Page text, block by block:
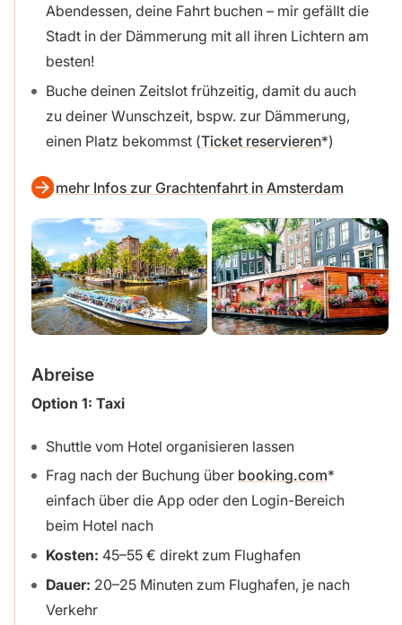
Abendessen, deine Fahrt buchen – mir gefällt die
Stadt in der Dämmerung mit all ihren Lichtern am
besten!
Buche deinen Zeitslot frühzeitig, damit du auch
zu deiner Wunschzeit, bspw. zur Dämmerung,
einen Platz bekommst (Ticket reservieren )
mehr Infos zur Grachtenfahrt in Amsterdam
Abreise
Option 1: Taxi
Shuttle vom Hotel organisieren lassen
Frag nach der Buchung über booking.com
einfach über die App oder den Login-Bereich
beim Hotel nach
Kosten: 45–55 € direkt zum Flughafen
Dauer: 20–25 Minuten zum Flughafen, je nach
Verkehr